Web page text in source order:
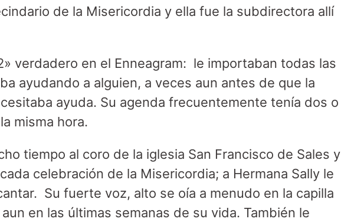
de la Misericordia y ella fue la subdirectora allí
verdadero en el Enneagram: le importaban todas las
ayudando a alguien, a veces aun antes de que la
ayuda. Su agenda frecuentemente tenía dos o
misma hora.
tiempo al coro de la iglesia San Francisco de Sales y
celebración de la Misericordia; a Hermana Sally le
Su fuerte voz, alto se oía a menudo en la capilla
en las últimas semanas de su vida. También le